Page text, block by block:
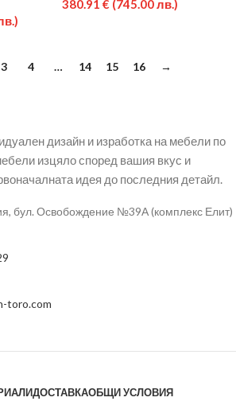
380.91 € (745.00 лв.)
3 4 … 14 15 16 →
дизайн и изработка на мебели по
изцяло според вашия вкус и
идея до последния детайл.
бул. Освобождение №39А (комплекс Елит)
toro.com
ДОСТАВКАОБЩИ УСЛОВИЯ